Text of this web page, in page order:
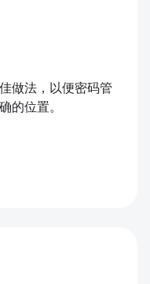
做法，以便密码管
的位置。